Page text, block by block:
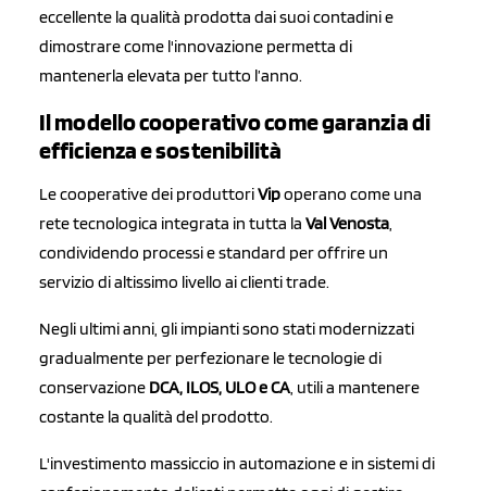
eccellente la qualità prodotta dai suoi contadini e
dimostrare come l'innovazione permetta di
mantenerla elevata per tutto l’anno.
Il modello cooperativo come garanzia di
efficienza e sostenibilità
Le cooperative dei produttoriVipoperano come una
rete tecnologica integrata in tutta la Val Venosta
condividendo processi e standard per offrire un
servizio di altissimo livello ai clienti trade.
Negli ultimi anni, gli impianti sono stati modernizzati
gradualmente per perfezionare le tecnologie di
conservazione DCA, ILOS, ULO e CA utili a mantenere
costante la qualità del prodotto.
L'investimento massiccio in automazione e in sistemi di